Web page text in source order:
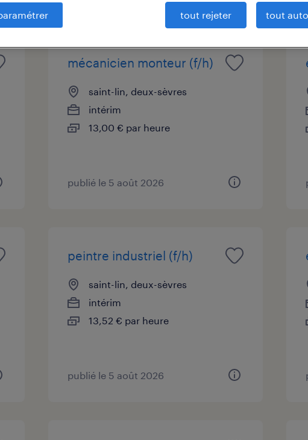
mécanicien monteur (f/h)
saint-lin, deux-sèvres
intérim
13,00 € par heure
publié le 5 août 2026
peintre industriel (f/h)
saint-lin, deux-sèvres
intérim
13,52 € par heure
publié le 5 août 2026
tout rejeter tout